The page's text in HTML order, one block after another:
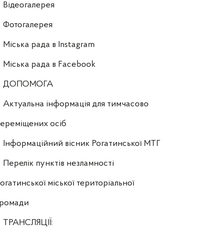
Відеогалерея
Фотогалерея
Міська рада в Instagram
Міська рада в Facebook
ДОПОМОГА
Актуальна інформація для тимчасово
осіб
Інформаційний вісник Рогатинської МТГ
Перелік пунктів незламності
міської територіальної
ТРАНСЛЯЦІЇ: